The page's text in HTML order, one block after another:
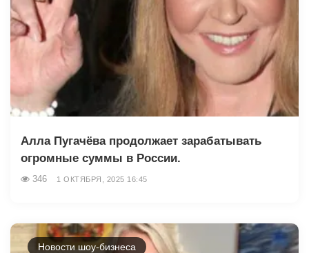
Алла Пугачёва продолжает зарабатывать
огромные суммы в России.
346 1 ОКТЯБРЯ, 2025 16:45
Новости шоу-бизнеса